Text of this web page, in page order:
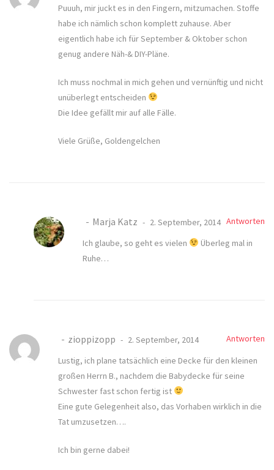
Puuuh, mir juckt es in den Fingern, mitzumachen. Stoffe
habe ich nämlich schon komplett zuhause. Aber
eigentlich habe ich für September & Oktober schon
genug andere Näh-& DIY-Pläne.
Ich muss nochmal in mich gehen und vernünftig und nicht
unüberlegt entscheiden
Die Idee gefällt mir auf alle Fälle.
Viele Grüße, Goldengelchen
Marja Katz 2. September, 2014 Antworten
Ich glaube, so geht es vielen
Überleg mal in
Ruhe…
zioppizopp 2. September, 2014
Antworten
Lustig, ich plane tatsächlich eine Decke für den kleinen
großen Herrn B., nachdem die Babydecke für seine
Schwester fast schon fertig ist
Eine gute Gelegenheit also, das Vorhaben wirklich in die
Tat umzusetzen….
Ich bin gerne dabei!